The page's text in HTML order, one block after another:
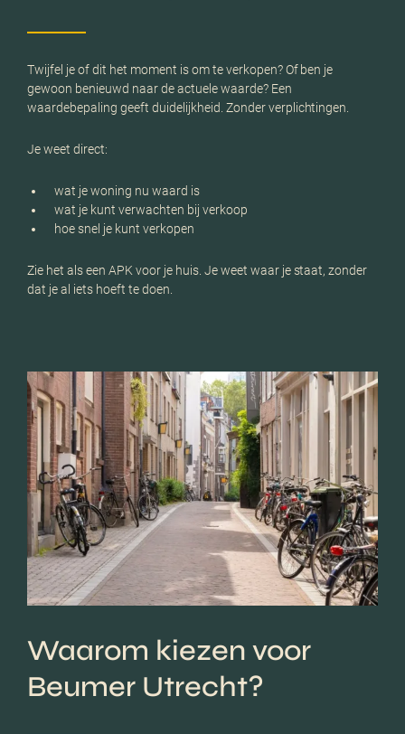
Twijfel je of dit het moment is om te verkopen? Of ben je
gewoon benieuwd naar de actuele waarde? Een
waardebepaling geeft duidelijkheid. Zonder verplichtingen.
Je weet direct:
wat je woning nu waard is
wat je kunt verwachten bij verkoop
hoe snel je kunt verkopen
Zie het als een APK voor je huis. Je weet waar je staat, zonder
dat je al iets hoeft te doen.
Waarom kiezen voor
Beumer Utrecht?